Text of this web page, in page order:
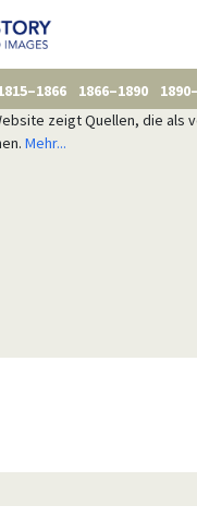
1866–1890
zeigt Quellen, die als
Mehr...